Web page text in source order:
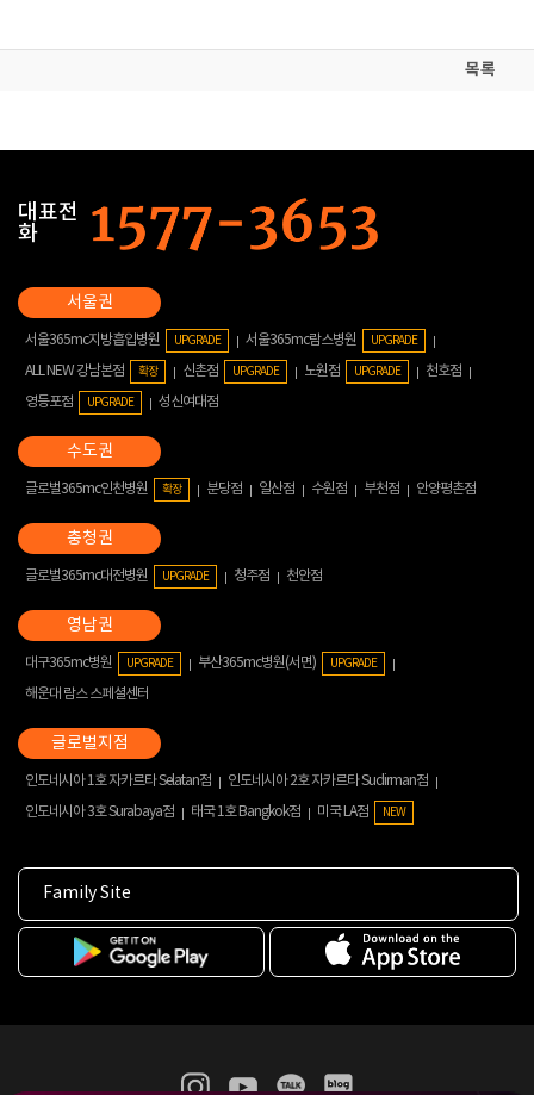
목록
대표전
화
서울365mc지방흡입병원 UPGRADE 서울365mc람스병원 UPGRADE
ALL NEW 강남본점 확장 신촌점 UPGRADE 노원점 UPGRADE
천호점
영등포점
UPGRADE 성신여대점
글로벌365mc인천병원 확장 분당점 일산점 수원점 부천점 안양평촌점
글로벌365mc대전병원 UPGRADE 청주점 천안점
대구365mc병원 UPGRADE 부산365mc병원(서면) UPGRADE
해운대 람스 스페셜센터
인도네시아 1호 자카르타 Selatan점
인도네시아 2호 자카르타 Sudirman점
인도네시아 3호 Surabaya점
태국 1호 Bangkok점 미국 LA점 NEW
Family Site